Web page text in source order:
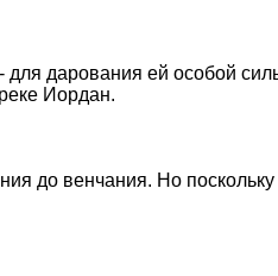
для дарования ей особой
Иордан.
до венчания. Но